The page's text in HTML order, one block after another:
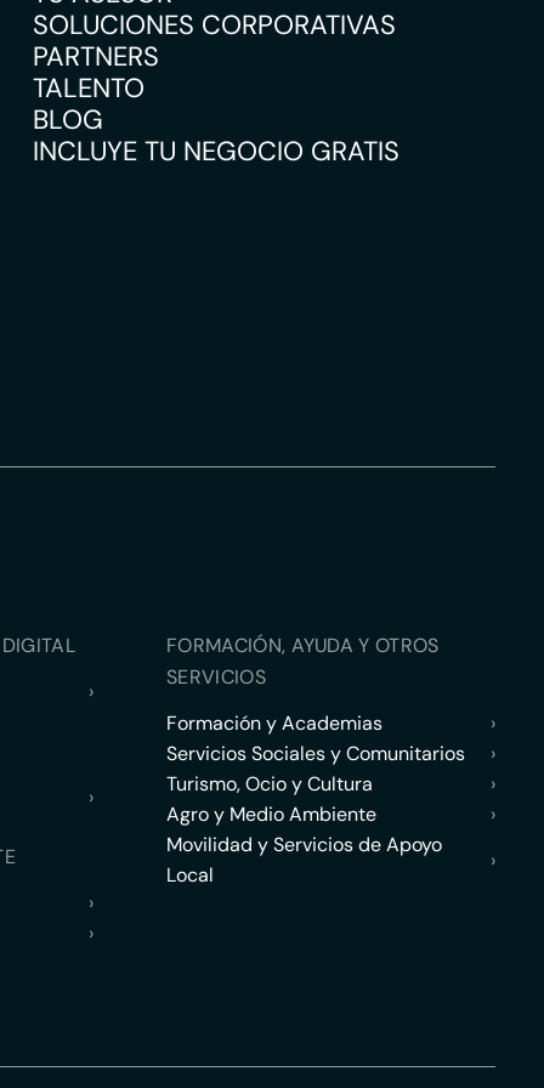
SOLUCIONES CORPORATIVAS
PARTNERS
TALENTO
BLOG
INCLUYE TU NEGOCIO GRATIS
›
›
›
›
FORMACIÓN, AYUDA Y OTROS
SERVICIOS
Formación y Academias
›
Servicios Sociales y Comunitarios
›
Turismo, Ocio y Cultura
›
Agro y Medio Ambiente
›
Movilidad y Servicios de Apoyo
Local
›